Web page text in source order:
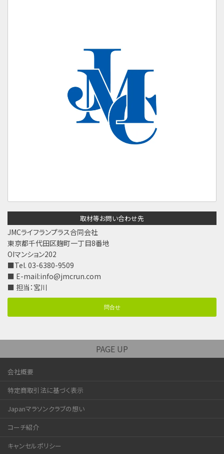
取材等お問い合わせ先
JMCライフランプラス合同会社
東京都千代田区麹町一丁目8番地
OIマンション202
■Tel. 03-6380-9509
■ E-mail:info@jmcrun.com
■ 担当：宮川
問合せ
PAGE UP
会社概要
特定商取引法に基づく表示
Japanマラソンクラブの想い
コーチ紹介
キャンセルポリシー